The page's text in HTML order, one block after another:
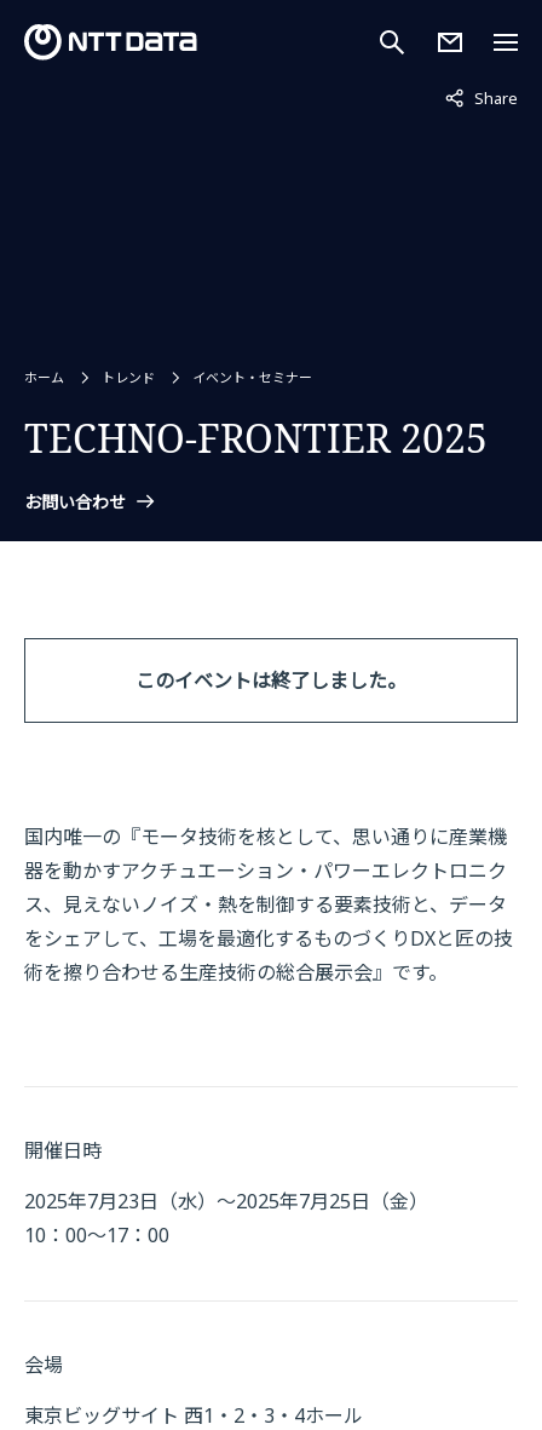
Share
非表示中
ホーム トレンド イベント・セミナー
TECHNO-FRONTIER 2025
お問い合わせ
このイベントは終了しました。
国内唯一の『モータ技術を核として、思い通りに産業機
器を動かすアクチュエーション・パワーエレクトロニク
ス、見えないノイズ・熱を制御する要素技術と、データ
をシェアして、工場を最適化するものづくりDXと匠の技
術を擦り合わせる生産技術の総合展示会』です。
開催日時
2025年7月23日（水）～2025年7月25日（金）
10：00～17：00
会場
東京ビッグサイト 西1・2・3・4ホール